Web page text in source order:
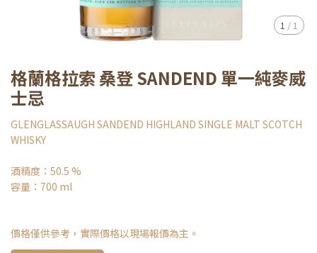
1 / 1
格蘭格拉索 桑登 SANDEND 單一純麥威
士忌
GLENGLASSAUGH SANDEND HIGHLAND SINGLE MALT SCOTCH
WHISKY
酒精度：50.5 %
容量：700 ml
價格僅供參考，實際價格以現場報價為主。